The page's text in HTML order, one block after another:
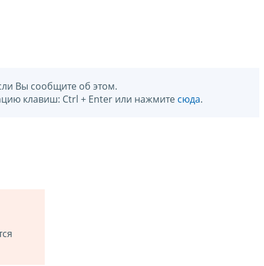
Вы сообщите об этом.
клавиш: Ctrl + Enter или нажмите сюда.